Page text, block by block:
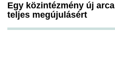
Egy közintézmény új
teljes megújulásért